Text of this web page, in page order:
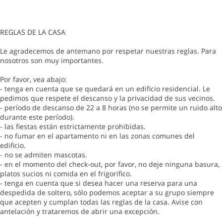
REGLAS DE LA CASA
Le agradecemos de antemano por respetar nuestras reglas. Para
nosotros son muy importantes.
Por favor, vea abajo:
- tenga en cuenta que se quedará en un edificio residencial. Le
pedimos que respete el descanso y la privacidad de sus vecinos.
- período de descanso de 22 a 8 horas (no se permite un ruido alto
durante este período).
- las fiestas están estrictamente prohibidas.
- no fumar en el apartamento ni en las zonas comunes del
edificio.
- no se admiten mascotas.
- en el momento del check-out, por favor, no deje ninguna basura,
platos sucios ni comida en el frigorífico.
- tenga en cuenta que si desea hacer una reserva para una
despedida de soltero, sólo podemos aceptar a su grupo siempre
que acepten y cumplan todas las reglas de la casa. Avise con
antelación y trataremos de abrir una excepción.